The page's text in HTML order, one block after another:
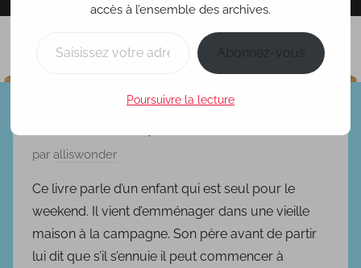
P
b
l
i
é
par alliswonder
Ce livre parle d’un enfant qui est seul pour le
weekend. Il vient d’emménager dans une vieille
maison à la campagne. Son père avant de partir
lui dit que s’il s’ennuie il peut commencer à
accès à l’ensemble des archives.
Abonnez-vous
Poursuivre la lecture